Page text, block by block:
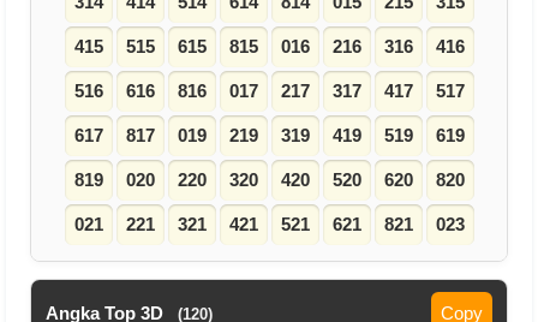
415 515 615 815 016 216 316 416
516 616 816 017 217 317 417 517
617 817 019 219 319 419 519 619
819 020 220 320 420 520 620 820
021 221 321 421 521 621 821 023
Angka Top 3D (120) Copy